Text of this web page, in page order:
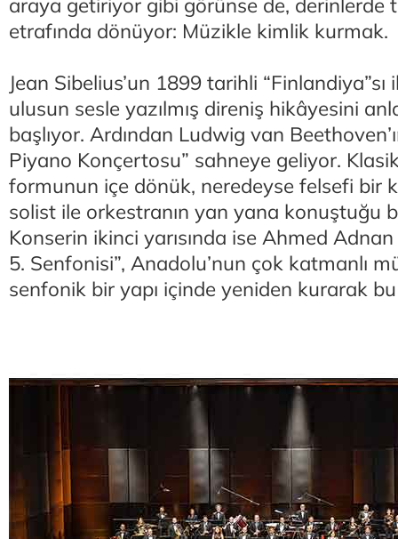
araya getiriyor gibi görünse de, derinlerde
etrafında dönüyor: Müzikle kimlik kurmak.
Jean Sibelius’un 1899 tarihli “Finlandiya”sı
ulusun sesle yazılmış direniş hikâyesini
başlıyor. Ardından Ludwig van
Piyano Konçertosu” sahneye geliyor.
formunun içe dönük, neredeyse felsefi bir
solist ile orkestranın yan yana konuştuğu
Konserin ikinci yarısında ise Ahmed
5. Senfonisi”, Anadolu’nun çok katmanlı
senfonik bir yapı içinde yeniden kurarak